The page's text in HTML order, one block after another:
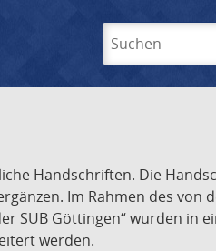
Handschriften. Die
Im Rahmen des von
SUB Göttingen“ wurden in
werden.